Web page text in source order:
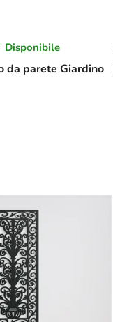
da parete Giardino
Disponibile